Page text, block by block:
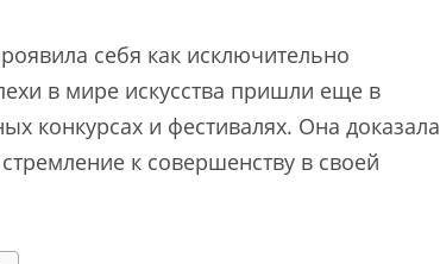
себя как исключительно
в мире искусства пришли еще в
конкурсах и фестивалях. Она доказала
к совершенству в своей